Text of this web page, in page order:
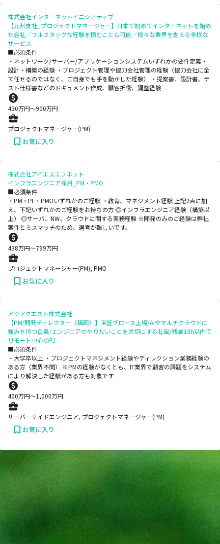
株式会社インターネットイニシアティブ
【九州支社_プロジェクトマネージャー】日本で初めてインターネットを始め
た会社／フルスタックな経験を積むことも可能／様々な業界を支える多様な
サービス
■必須条件
・ネットワーク/サーバー/アプリケーションシステムいずれかの要件定義・
設計・構築の経験 ・プロジェクト管理や協力会社管理の経験（協力会社に全
て任せるのではなく、ご自身でも手を動かした経験） ・提案書、設計書、テ
スト仕様書などのドキュメント作成、顧客折衝、調整経験
430万円〜900万円
プロジェクトマネージャー(PM)
お気に入り
株式会社アイエスエフネット
インフラエンジニア採用_PM・PMO
■必須条件
・PM・PL・PMOいずれかのご経験 ・教育、マネジメント経験 上記2点に加
え、下記いずれかのご経験をお持ちの方 ◎インフラエンジニア経験（構築以
上） ◎サーバ、NW、クラウドに関する実務経験 ※開発のみのご経験は弊社
案件とミスマッチのため、選考が難しいです。
438万円〜799万円
プロジェクトマネージャー(PM), PMO
お気に入り
アジアクエスト株式会社
【PM/開発ディレクター（福岡）】東証グロース上場/AIやマルチクラウドに
強みを持つ企業/エンジニアのやりたいことを大切にする社風/残業18h以内で
リモート中心のPJ
■必須条件
・大学卒以上 ・プロジェクトマネジメント経験やディレクション業務経験の
ある方（業界不問） ※PMの経験がなくとも、IT業界で顧客の課題をシステム
により解決した経験がある方も対象です
400万円〜1,000万円
サーバーサイドエンジニア, プロジェクトマネージャー(PM)
お気に入り